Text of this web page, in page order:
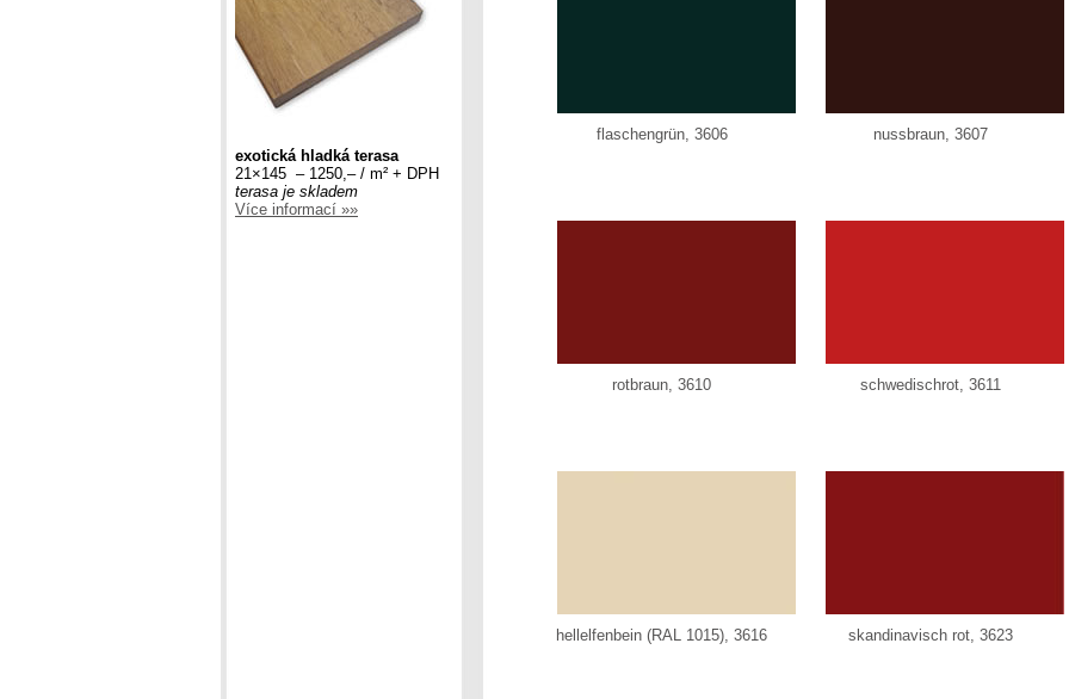
exotická hladká terasa
21×145 – 1250,– / m² + DPH
terasa je skladem
Více informací »»
flaschengrün, 3606 nussbraun, 3607
rotbraun, 3610 schwedischrot, 3611
hellelfenbein (RAL 1015), 3616 skandinavisch rot, 3623